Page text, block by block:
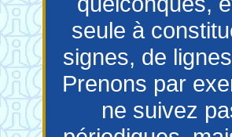
seule à
signes, de
Prenons par
ne suivez